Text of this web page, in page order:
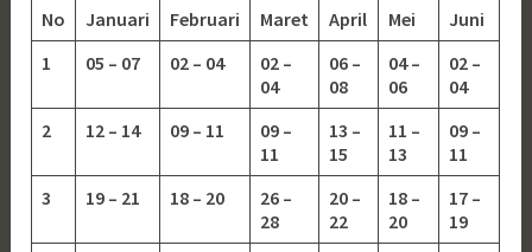
No Januari Februari Maret April Mei
Juni
1
05 – 07 02 – 04
02 –
04
06 –
08
04 –
06
02 –
04
2
12 – 14 09 – 11
09 –
11
13 –
15
11 –
13
09 –
11
3
19 – 21 18 – 20
26 –
28
20 –
22
18 –
20
17 –
19